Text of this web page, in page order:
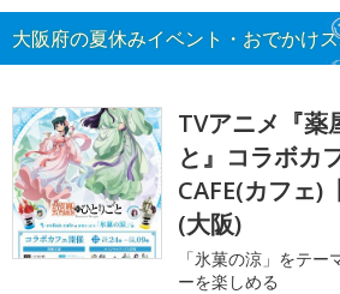
大阪府の夏休みイベント・おでかけ
TVアニメ『薬
と』コラボカ
CAFE(カフェ)
(大阪)
「氷菓の涼」をテー
ーを楽しめる